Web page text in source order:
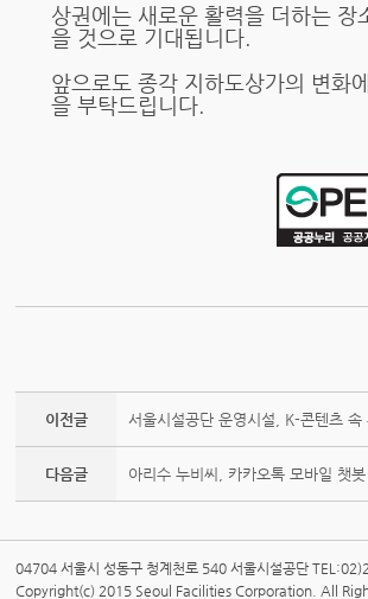
상권에는 새로운 활력을 더하는 장
을 것으로 기대됩니다.
앞으로도 종각 지하도상가의 변화
을 부탁드립니다.
이전글 서울시설공단 운영시설, K-콘텐츠 속
다음글 아리수 누비씨, 카카오톡 모바일 챗
04704 서울시 성동구 청계천로 540 서울시설공단
Copyright(c) 2015 Seoul Facilities Corporation. All